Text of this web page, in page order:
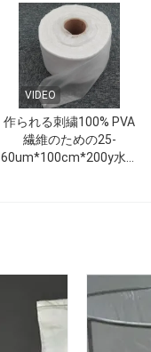
VIDEO
作られる刺繍100% PVA
繊維のための25-
60um*100cm*200y水溶